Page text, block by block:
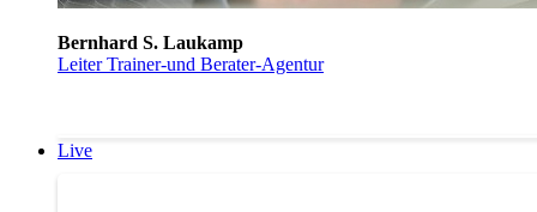
Bernhard S. Laukamp
Leiter Trainer-und Berater-Agentur
Live